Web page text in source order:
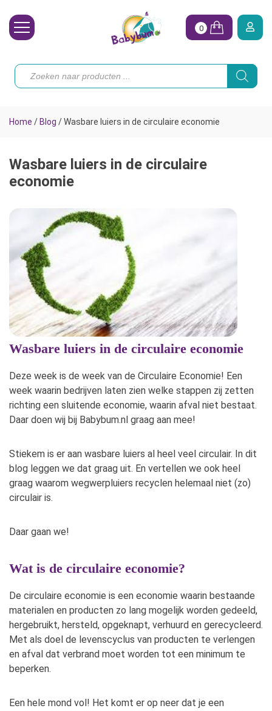
Toebehoren
Koopjes
Onze merken
Hoe begin ik?
0
Producten
zoeken
Home / Blog /Wasbare luiers in de circulaire economie
Wasbare luiers in de circulaire
economie
Wasbare luiers in de circulaire economie
Deze week is de week van de Circulaire Economie! Een
week waarin bedrijven laten zien welke stappen zij zetten
richting een sluitende economie, waarin afval niet bestaat.
Daar doen wij bij Babybum.nl graag aan mee!
Stiekem is er aan wasbare luiers al heel veel circulair. In dit
blog leggen we dat graag uit. En vertellen we ook heel
graag waarom wegwerpluiers recyclen helemaal niet (zo)
circulair is.
Daar gaan we!
Wat is de circulaire economie?
De circulaire economie is een economie waarin bestaande
materialen en producten zo lang mogelijk worden gedeeld,
hergebruikt, hersteld, opgeknapt, verhuurd en gerecycleerd.
Met als doel de levenscyclus van producten te verlengen
en afval dat verbrand moet worden tot een minimum te
beperken.
Een hele mond vol! Het komt er op neer dat je een